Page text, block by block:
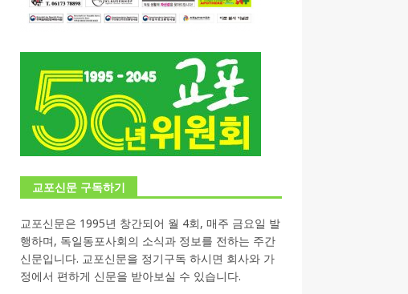
교포신문 구독하기
교포신문은 1995년 창간되어 월 4회, 매주 금요일 발
행하며, 독일동포사회의 소식과 정보를 전하는 주간
신문입니다. 교포신문을 정기구독 하시면 회사와 가
정에서 편하게 신문을 받아보실 수 있습니다.